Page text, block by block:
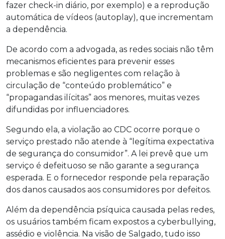
fazer check-in diário, por exemplo) e a reprodução
automática de vídeos (autoplay), que incrementam
a dependência.
De acordo com a advogada, as redes sociais não têm
mecanismos eficientes para prevenir esses
problemas e são negligentes com relação à
circulação de “conteúdo problemático” e
“propagandas ilícitas” aos menores, muitas vezes
difundidas por influenciadores.
Segundo ela, a violação ao CDC ocorre porque o
serviço prestado não atende à “legítima expectativa
de segurança do consumidor”. A lei prevê que um
serviço é defeituoso se não garante a segurança
esperada. E o fornecedor responde pela reparação
dos danos causados aos consumidores por defeitos.
Além da dependência psíquica causada pelas redes,
os usuários também ficam expostos a cyberbullying,
assédio e violência. Na visão de Salgado, tudo isso